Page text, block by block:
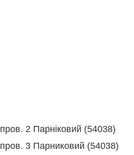
пров. 2 Парніковий (54038)
пров. 3 Парниковий (54038)